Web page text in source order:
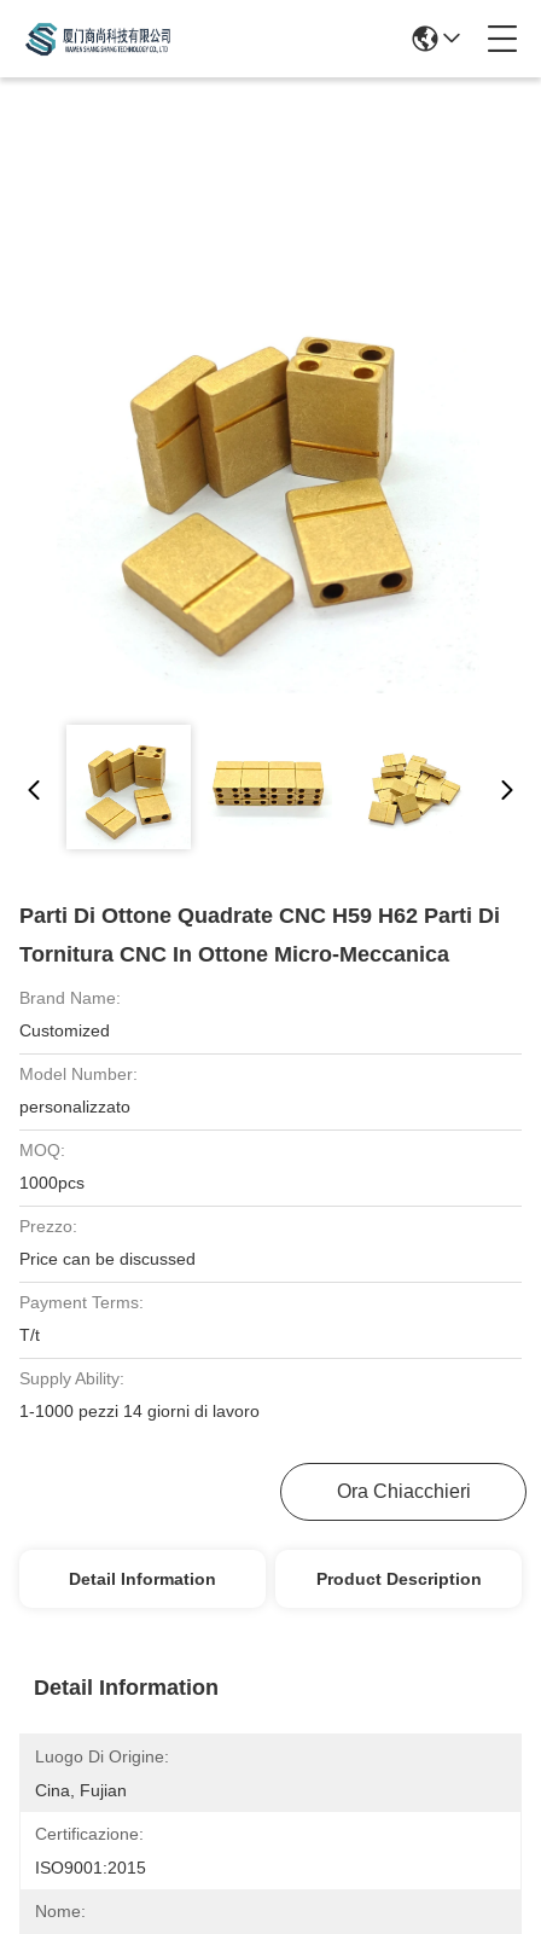
Parti Di Ottone Quadrate CNC H59 H62 Parti Di
Tornitura CNC In Ottone Micro-Meccanica
Brand Name:
Customized
Model Number:
personalizzato
MOQ:
1000pcs
Prezzo:
Price can be discussed
Payment Terms:
T/t
Supply Ability:
1-1000 pezzi 14 giorni di lavoro
Ora Chiacchieri
Detail Information Product Description
Detail Information
Luogo Di Origine:
Cina, Fujian
Certificazione:
ISO9001:2015
Nome: